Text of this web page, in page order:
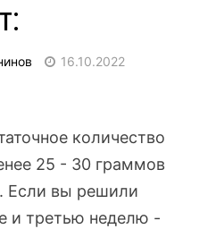
16.10.2022
количество
25 - 30 граммов
Если вы решили
и третью неделю -